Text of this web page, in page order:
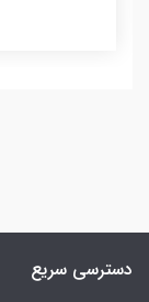
دسترسی سریع